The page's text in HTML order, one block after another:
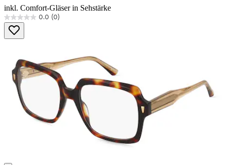
inkl. Comfort-Gläser in Sehstärke
0.0 (0)
0.0
von
5